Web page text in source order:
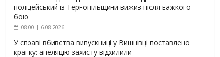
поліцейський із Тернопільщини вижив після важкого
бою
08:00 | 6.08.2026
У справі вбивства випускниці у Вишнівці поставлено
крапку: апеляцію захисту відхилили